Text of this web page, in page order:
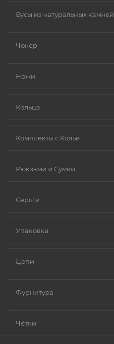
Бусы из натуральных камней
Чокер
Ножи
Кольца
Комплекты с Колье
Рюкзами и Сумки
Серьги
Упаковка
Цепи
Фурнитура
Чётки